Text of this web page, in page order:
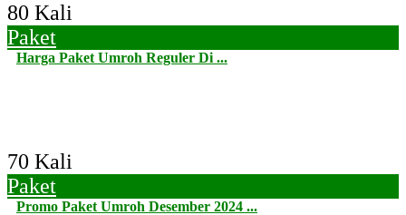
80 Kali
Paket
Harga Paket Umroh Reguler Di ...
70 Kali
Paket
Promo Paket Umroh Desember 2024 ...